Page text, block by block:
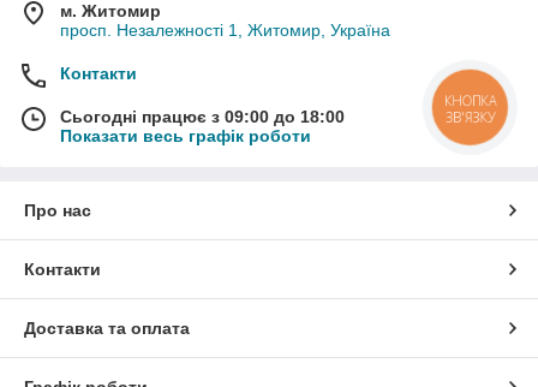
м. Житомир
просп. Незалежності 1, Житомир, Україна
Контакти
Сьогодні працює з 09:00 до 18:00
Показати весь графік роботи
Про нас
Контакти
Доставка та оплата
КНОПКА
ЗВ'ЯЗКУ